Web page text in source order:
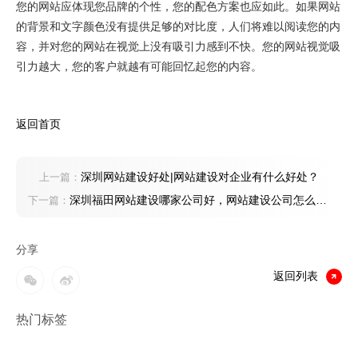
分享
返回列表
热门标签
您的网站应体现您品牌的个性，您的配色方案也应如此。如果网站
的背景和文字颜色没有提供足够的对比度，人们将难以阅读您的内
容，并对您的网站在视觉上没有吸引力感到不快。您的网站视觉吸
引力越大，您的客户就越有可能回忆起您的内容。
返回首页
上一篇： 深圳网站建设好处|网站建设对企业有什么好处？
下一篇： 深圳福田网站建设哪家公司好，网站建设公司怎么